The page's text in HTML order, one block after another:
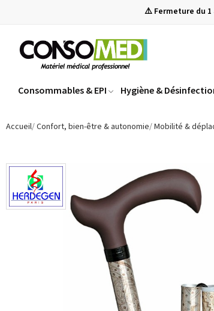
⚠️ Fermeture du
Consommables & EPI Hygiène &
Accueil Confort, bien-être & autonomie Mobilité &